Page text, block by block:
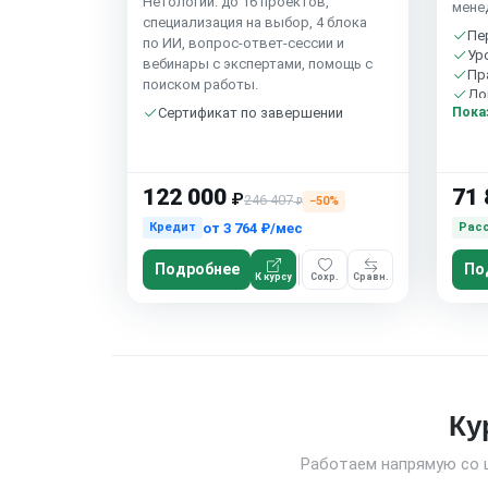
специализация на выбор, 4 блока
по ИИ, вопрос-ответ-сессии и
вебинары с экспертами, помощь с
поиском работы.
Сертификат по завершении
122 000 ₽246 407₽
−50%
Кредит
от 3 764 ₽/мес
Подробнее К курсу Сохр. Сравн.
71
Работаем напрямую